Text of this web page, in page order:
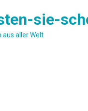
sie-
aus aller Welt